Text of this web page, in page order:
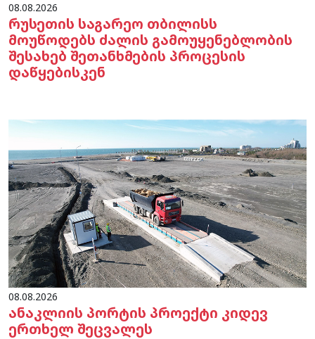
08.08.2026
რუსეთის საგარეო თბილისს
მოუწოდებს ძალის გამოუყენებლობის
შესახებ შეთანხმების პროცესის
დაწყებისკენ
08.08.2026
ანაკლიის პორტის პროექტი კიდევ
ერთხელ შეცვალეს